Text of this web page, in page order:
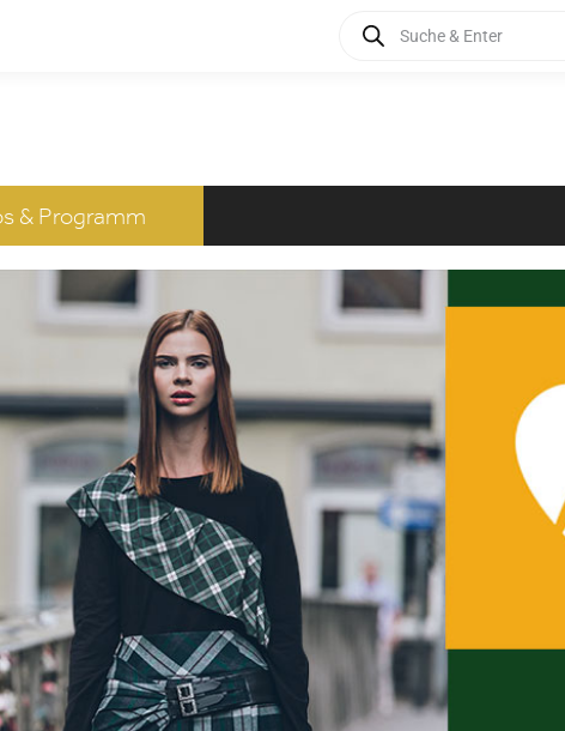
Products
search
& Programm